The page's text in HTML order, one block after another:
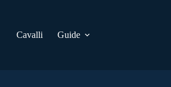
Cavalli Guide